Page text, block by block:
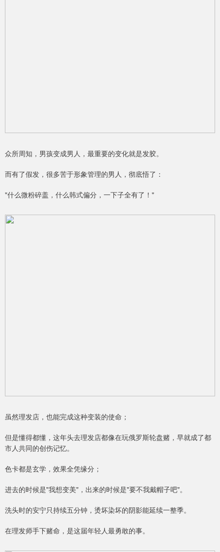
众所周知，男孩变成男人，最重要的变化就是发胶。
而有了假发，很多苦于形象管理的男人，彻底悟了：
"什么微粉碎盖，什么韩式偏分，一下子全有了！"
虽然理发店，也能完成这种变装的使命；
但是懂得都懂，这年头去理发店都像在玩俄罗斯轮盘赌，早就成了都
市人共同的创伤记忆。
色卡都是玄学，效果全凭缘分；
进去的时候是"我想变美"，出来的时候是"要不我戴帽子吧"。
洗头时的安宁只持续五分钟，烫坏染坏的阴影能延续一整季。
在理发师手下赌命，是这届年轻人最勇敢的事。